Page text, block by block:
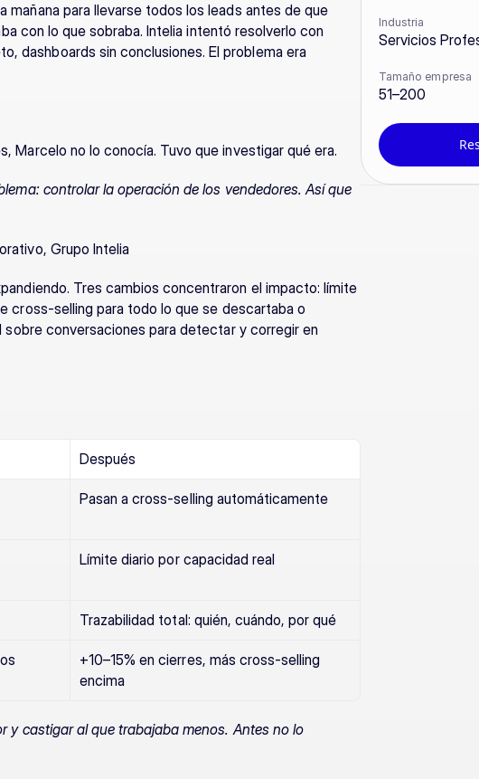
mañana para llevarse todos los leads antes de que
con lo que sobraba. Intelia intentó resolverlo con
dashboards sin conclusiones. El problema era
Marcelo no lo conocía. Tuvo que investigar qué era.
controlar la operación de los vendedores. Así que
Grupo Intelia
Tres cambios concentraron el impacto: límite
cross-selling para todo lo que se descartaba o
sobre conversaciones para detectar y corregir en
Después
Pasan a cross-selling automáticamente
Límite diario por capacidad real
Trazabilidad total: quién, cuándo, por qué
+10–15% en cierres, más cross-selling
encima
y castigar al que trabajaba menos. Antes no lo
Industria
Servicios
Tamaño empresa
51–200